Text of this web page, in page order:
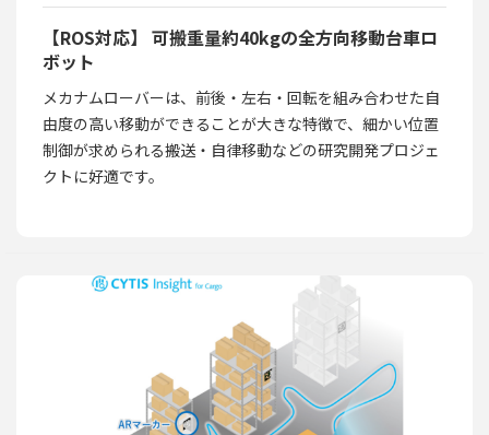
【ROS対応】 可搬重量約40kgの全方向移動台車ロ
ボット
メカナムローバーは、前後・左右・回転を組み合わせた自
由度の高い移動ができることが大きな特徴で、細かい位置
制御が求められる搬送・自律移動などの研究開発プロジェ
クトに好適です。